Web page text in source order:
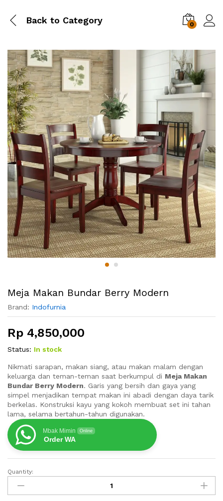
Back to Category 0
Meja Makan Bundar Berry Modern
Brand: Indofurnia
Rp 4,850,000
Status: In stock
Nikmati sarapan, makan siang, atau makan malam dengan
keluarga dan teman-teman saat berkumpul di Meja Makan
Bundar Berry Modern. Garis yang bersih dan gaya yang
simpel menjadikan tempat makan ini abadi dengan daya tarik
berkelas. Konstruksi kayu yang kokoh membuat set ini tahan
lama, selama bertahun-tahun digunakan.
Mbak Mimin Online
Order WA
Meja
Makan
Bundar
Quantity: